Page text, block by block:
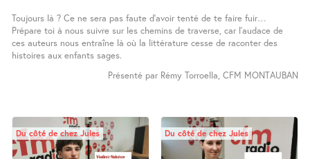
Toujours là ? Ce ne sera pas faute d’avoir tenté de te faire fuir…
Prépare toi à nous suivre sur les chemins de traverse, car l’audace de
ces auteurs nous entraîne là où la littérature cesse de raconter des
histoires aux enfants sages.
Présenté par Rémy Torroella, CFM MONTAUBAN
Du côté de chez Jules Du côté de chez Jules